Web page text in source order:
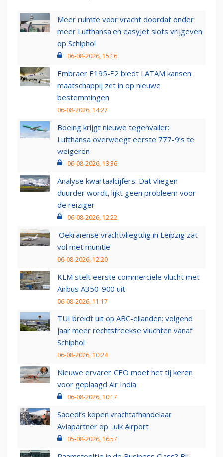
Meer ruimte voor vracht doordat onder
meer Lufthansa en easyJet slots vrijgeven
op Schiphol
06-08-2026, 15:16
Embraer E195-E2 biedt LATAM kansen:
maatschappij zet in op nieuwe
bestemmingen
06-08-2026, 14:27
Boeing krijgt nieuwe tegenvaller:
Lufthansa overweegt eerste 777-9’s te
weigeren
06-08-2026, 13:36
Analyse kwartaalcijfers: Dat vliegen
duurder wordt, lijkt geen probleem voor
de reiziger
06-08-2026, 12:22
'Oekraïense vrachtvliegtuig in Leipzig zat
vol met munitie'
06-08-2026, 12:20
KLM stelt eerste commerciële vlucht met
Airbus A350-900 uit
06-08-2026, 11:17
TUI breidt uit op ABC-eilanden: volgend
jaar meer rechtstreekse vluchten vanaf
Schiphol
06-08-2026, 10:24
Nieuwe ervaren CEO moet het tij keren
voor geplaagd Air India
06-08-2026, 10:17
Saoedi’s kopen vrachtafhandelaar
Aviapartner op Luik Airport
05-08-2026, 16:57